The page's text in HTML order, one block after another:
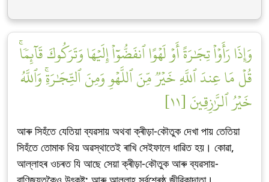
وَإِذَا رَأَوۡاْ تِجَٰرَةً أَوۡ لَهۡوًا ٱنفَضُّوٓاْ إِلَيۡهَا وَتَرَكُوكَ قَآئِمٗاۚ
قُلۡ مَا عِندَ ٱللَّهِ خَيۡرٞ مِّنَ ٱللَّهۡوِ وَمِنَ ٱلتِّجَٰرَةِۚ وَٱللَّهُ
خَيۡرُ ٱلرَّٰزِقِينَ [١١]
আৰু সিহঁতে যেতিয়া ব্যৱসায় অথবা ক্ৰীড়া-কৌতুক দেখা পায় তেতিয়া
সিহঁতে তোমাক থিয় অৱস্থাতেই ৰাখি সেইফালে ধাৱিত হয়। কোৱা,
আল্লাহৰ ওচৰত যি আছে সেয়া ক্ৰীড়া-কৌতুক আৰু ব্যৱসায়-